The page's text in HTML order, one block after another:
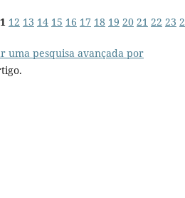
12 13 14 15 16 17 18 19 20 21 22 23
uma pesquisa avançada por